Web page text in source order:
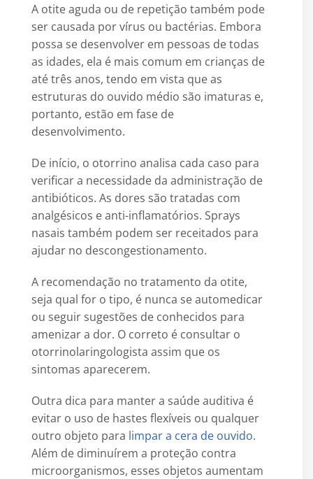
A otite aguda ou de repetição também pode
ser causada por vírus ou bactérias. Embora
possa se desenvolver em pessoas de todas
as idades, ela é mais comum em crianças de
até três anos, tendo em vista que as
estruturas do ouvido médio são imaturas e,
portanto, estão em fase de
desenvolvimento.
De início, o otorrino analisa cada caso para
verificar a necessidade da administração de
antibióticos. As dores são tratadas com
analgésicos e anti-inflamatórios. Sprays
nasais também podem ser receitados para
ajudar no descongestionamento.
A recomendação no tratamento da otite,
seja qual for o tipo, é nunca se automedicar
ou seguir sugestões de conhecidos para
amenizar a dor. O correto é consultar o
otorrinolaringologista assim que os
sintomas aparecerem.
Outra dica para manter a saúde auditiva é
evitar o uso de hastes flexíveis ou qualquer
outro objeto para limpar a cera de ouvido.
Além de diminuírem a proteção contra
microorganismos, esses objetos aumentam